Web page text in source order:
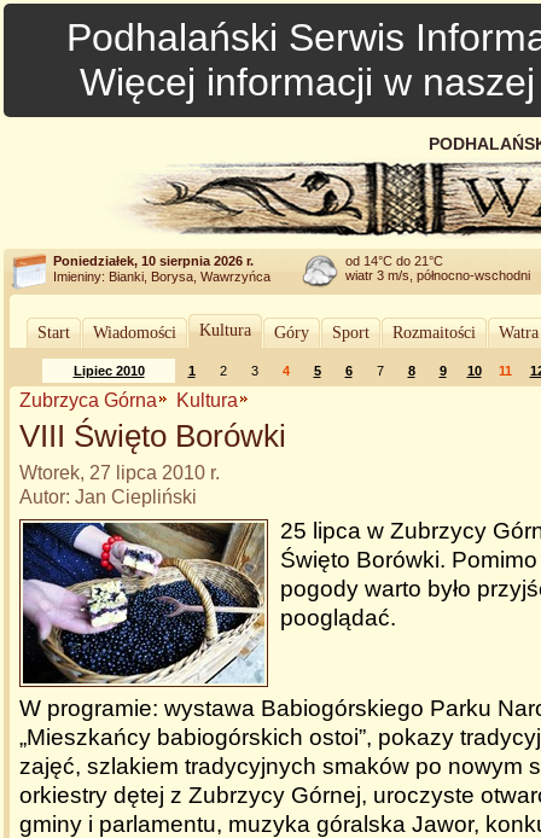
Podhalański Serwis
Więcej informacji w
Poniedziałek, 10 sierpnia 2026 r.
Imieniny: Bianki, Borysa, Wawrzyńca
od 14°C do 21°C
wiatr 3 m/s, północno-wschodni
Start Wiadomości Kultura Góry Sport Rozmaitości
Lipiec 2010 1 2 3 4 5 6 7 8 9 10 11
Zubrzyca Górna Kultura
VIII Święto Borówki
Wtorek, 27 lipca 2010 r.
Autor: Jan Ciepliński
25 lipca w Zubrzycy
Święto Borówki.
pogody warto było
pooglądać.
W programie: wystawa Babiogórskiego Parku
„Mieszkańcy babiogórskich ostoi”, pokazy
zajęć, szlakiem tradycyjnych smaków po nowym
orkiestry dętej z Zubrzycy Górnej, uroczyste
gminy i parlamentu, muzyka góralska Jawor,